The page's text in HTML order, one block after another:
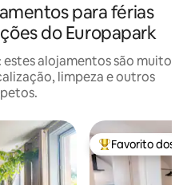
para férias
do Europapark
alojamentos são muito
limpeza e outros
Favoritos dos
Favorito dos